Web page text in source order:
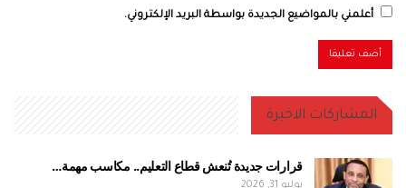
أعلمني بالمواضيع الجديدة بواسطة البريد الإلكتروني.
المشاركات الاخيرة
قرارات جديدة تُنعش قطاع التعليم.. مكاسب مهمة…
يوليو 31, 2026